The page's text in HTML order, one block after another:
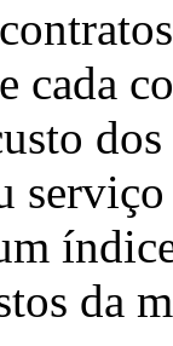
cada
da